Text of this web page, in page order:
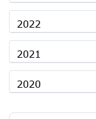
2022
2021
2020